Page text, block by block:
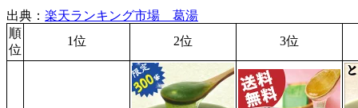
出典： 楽天ランキング市場 葛湯
順
位
1位 2位 3位